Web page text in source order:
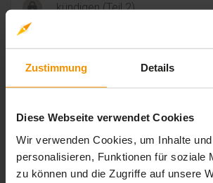
Zustimmung Details
Diese Webseite verwendet Cookies
Wir verwenden Cookies, um Inhalte
personalisieren, Funktionen für soziale
zu können und die Zugriffe auf unsere
kündigen (Teil 2)
kündigen (Teil 3)
movie
Videoseminar: Rechtssicher
kündigen (Teil 4)
movie Video-Inhalt